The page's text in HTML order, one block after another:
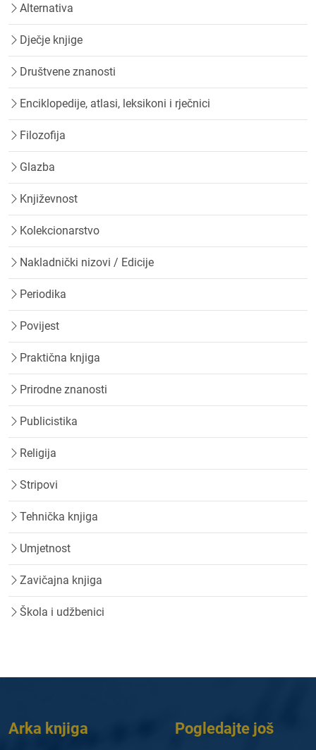
Alternativa
Dječje knjige
Društvene znanosti
Enciklopedije, atlasi, leksikoni i rječnici
Filozofija
Glazba
Književnost
Kolekcionarstvo
Nakladnički nizovi / Edicije
Periodika
Povijest
Praktična knjiga
Prirodne znanosti
Publicistika
Religija
Stripovi
Tehnička knjiga
Umjetnost
Zavičajna knjiga
Škola i udžbenici
Arka knjiga Pogledajte još